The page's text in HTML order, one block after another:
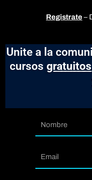
Registrate–
Unite a la
cursos gratuitos
Email